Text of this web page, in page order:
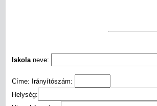
Iskola neve:
Címe: Irányítószám:
Helység: